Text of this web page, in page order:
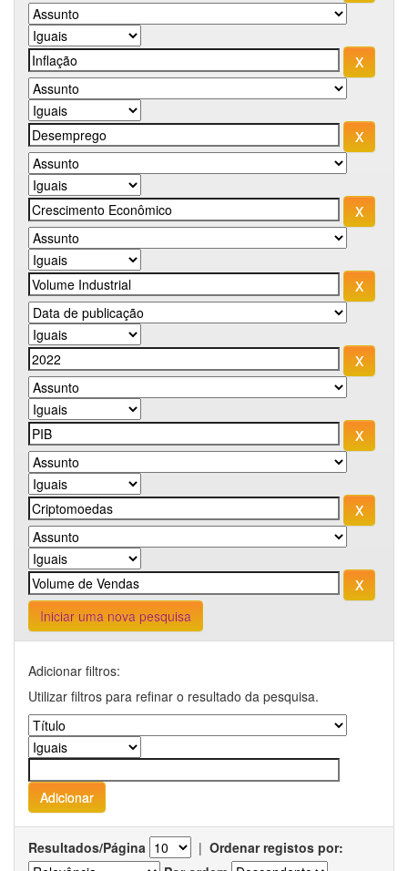
Iniciar uma nova pesquisa
Adicionar filtros:
Utilizar filtros para refinar o resultado da pesquisa.
Resultados/Página | Ordenar registos por: